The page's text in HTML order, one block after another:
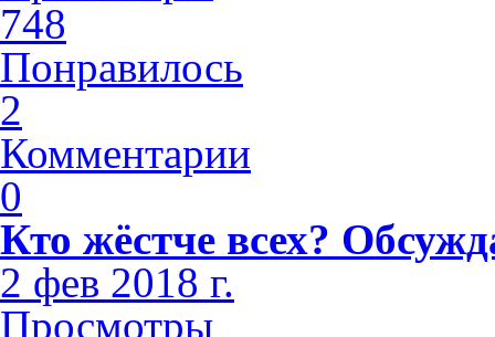
748
Понравилось
2
Комментарии
0
Кто жёстче всех?
2 фев 2018 г.
Просмотры